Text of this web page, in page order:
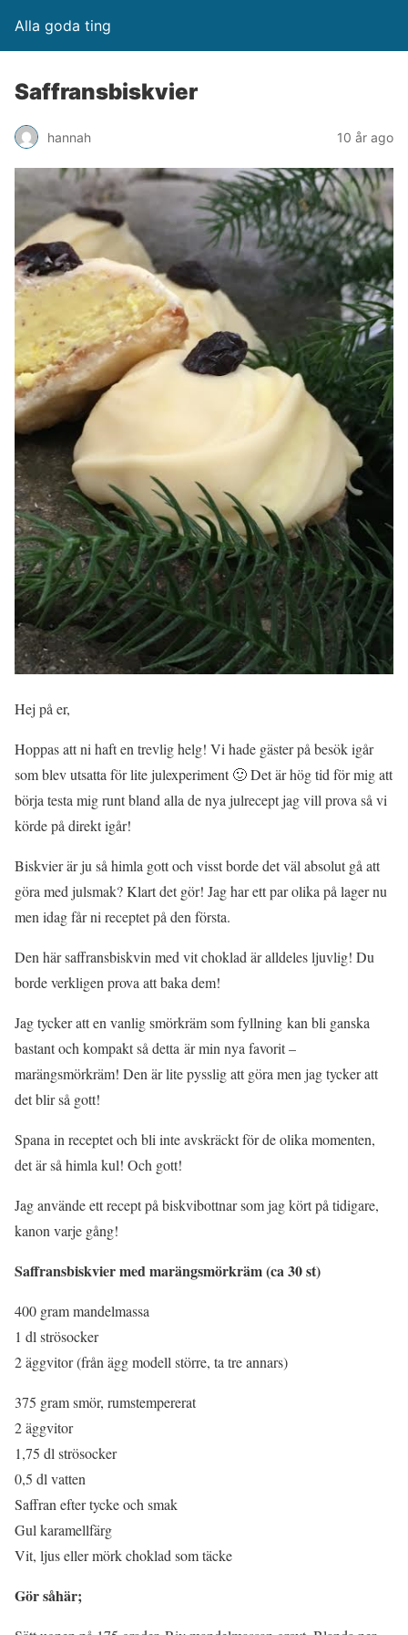
Alla goda ting
Saffransbiskvier
hannah 10 år ago
Hej på er,
Hoppas att ni haft en trevlig helg! Vi hade gäster på besök igår
som blev utsatta för lite julexperiment 🙂 Det är hög tid för mig att
börja testa mig runt bland alla de nya julrecept jag vill prova så vi
körde på direkt igår!
Biskvier är ju så himla gott och visst borde det väl absolut gå att
göra med julsmak? Klart det gör! Jag har ett par olika på lager nu
men idag får ni receptet på den första.
Den här saffransbiskvin med vit choklad är alldeles ljuvlig! Du
borde verkligen prova att baka dem!
Jag tycker att en vanlig smörkräm som fyllning kan bli ganska
bastant och kompakt så detta är min nya favorit –
marängsmörkräm! Den är lite pysslig att göra men jag tycker att
det blir så gott!
Spana in receptet och bli inte avskräckt för de olika momenten,
det är så himla kul! Och gott!
Jag använde ett recept på biskvibottnar som jag kört på tidigare,
kanon varje gång!
Saffransbiskvier med marängsmörkräm (ca 30 st)
400 gram mandelmassa
1 dl strösocker
2 äggvitor (från ägg modell större, ta tre annars)
375 gram smör, rumstempererat
2 äggvitor
1,75 dl strösocker
0,5 dl vatten
Saffran efter tycke och smak
Gul karamellfärg
Vit, ljus eller mörk choklad som täcke
Gör såhär;